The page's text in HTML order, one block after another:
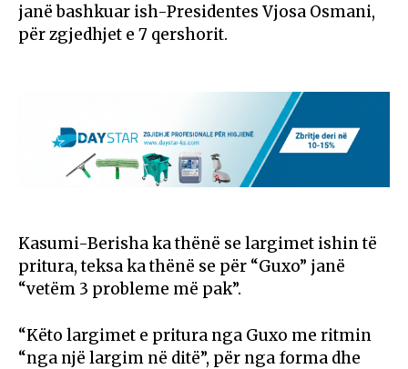
janë bashkuar ish-Presidentes Vjosa Osmani,
për zgjedhjet e 7 qershorit.
Kasumi-Berisha ka thënë se largimet ishin të
pritura, teksa ka thënë se për “Guxo” janë
“vetëm 3 probleme më pak”.
“Këto largimet e pritura nga Guxo me ritmin
“nga një largim në ditë”, për nga forma dhe